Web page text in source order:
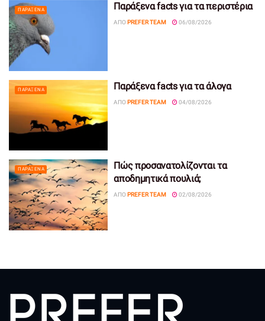
ΠΑΡΆΞΕΝΑ Παράξενα facts για τα περιστέρια
ΑΠΌ PREFER TEAM 06/08/2026
ΠΑΡΆΞΕΝΑ Παράξενα facts για τα άλογα
ΑΠΌ PREFER TEAM 04/08/2026
ΠΑΡΆΞΕΝΑ
Πώς προσανατολίζονται τα
αποδημητικά πουλιά;
ΑΠΌ PREFER TEAM 02/08/2026